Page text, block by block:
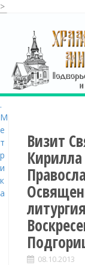
>
c
o
n
t
e
n
t
Визит
08.10.2013